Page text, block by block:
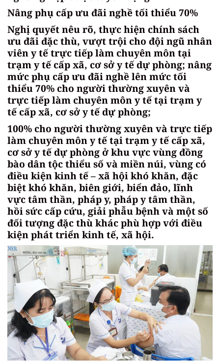
Nâng phụ cấp ưu đãi nghề tối thiểu 70%
Nghị quyết nêu rõ, thực hiện chính sách
ưu đãi đặc thù, vượt trội cho đội ngũ nhân
viên y tế trực tiếp làm chuyên môn tại
trạm y tế cấp xã, cơ sở y tế dự phòng; nâng
mức phụ cấp ưu đãi nghề lên mức tối
thiểu 70% cho người thường xuyên và
trực tiếp làm chuyên môn y tế tại trạm y
tế cấp xã, cơ sở y tế dự phòng;
100% cho người thường xuyên và trực tiếp
làm chuyên môn y tế tại trạm y tế cấp xã,
cơ sở y tế dự phòng ở khu vực vùng đồng
bào dân tộc thiểu số và miền núi, vùng có
điều kiện kinh tế – xã hội khó khăn, đặc
biệt khó khăn, biên giới, biển đảo, lĩnh
vực tâm thần, pháp y, pháp y tâm thần,
hồi sức cấp cứu, giải phẫu bệnh và một số
đối tượng đặc thù khác phù hợp với điều
kiện phát triển kinh tế, xã hội.